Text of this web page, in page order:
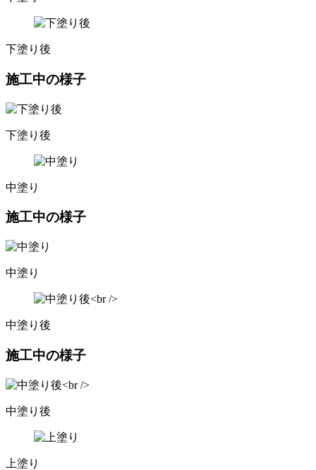
下塗り後
施工中の様子
下塗り後
中塗り
施工中の様子
中塗り
中塗り後
施工中の様子
中塗り後
上塗り